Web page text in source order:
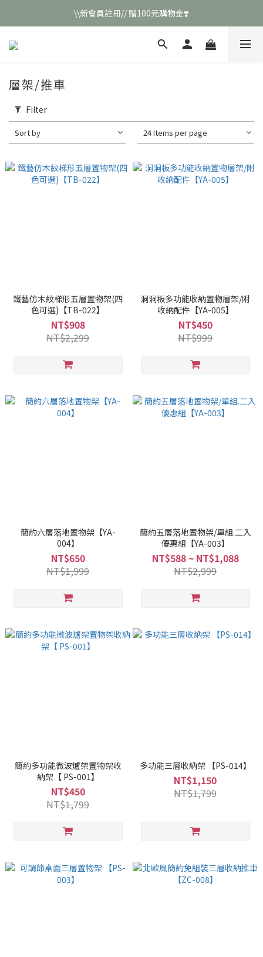
\\新會員註冊// 贈100元購物金❣️
\\新會員註冊// 贈100元購物金❣️
LINE好友招募\\ 回答數字 領取50元折扣碼 //
層架/推車
Filter
Sort by 24 Items per page
鐵藝仿木紋梯形五層置物架(四
色可選)【TB-022】
NT$908
NT$2,299
洞洞板多功能收納置物層架/附
收納配件【YA-005】
NT$450
NT$999
簡約六層落地置物架【YA-
004】
NT$650
NT$1,999
簡約五層落地置物架/單組.二入
優惠組【YA-003】
NT$588 ~ NT$1,088
NT$2,999
簡約多功能微波爐架置物架收
納架【 PS-001】
NT$450
NT$1,799
多功能三層收納架 【PS-014】
NT$1,150
NT$1,799